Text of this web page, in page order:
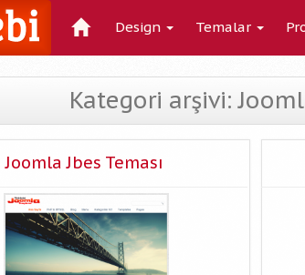
Design Temalar
Kategori arşivi:
Joomla Jbes Teması